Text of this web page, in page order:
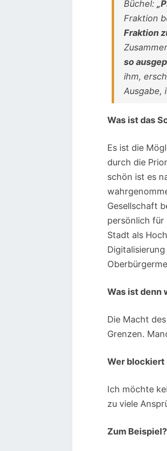
Büchel:
Fraktion
Fraktion
so
ihm,
Ausgabe,
Was ist das
Es ist die
durch die
schön ist es
Gesellschaft
persönlich für
Stadt als
Was ist denn
Die Macht
Grenzen.
Wer blockiert
Ich möchte
zu viele
Zum Beispiel?